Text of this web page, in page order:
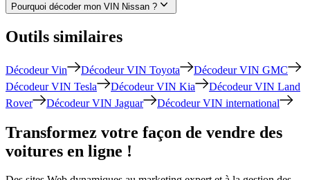
Pourquoi décoder mon VIN Nissan ?
Outils similaires
Décodeur Vin Décodeur VIN Toyota
Décodeur VIN GMC
Décodeur VIN Tesla
Décodeur VIN Kia
Décodeur VIN Land
Rover
Décodeur VIN Jaguar Décodeur VIN international
Transformez votre façon de vendre des
voitures en ligne !